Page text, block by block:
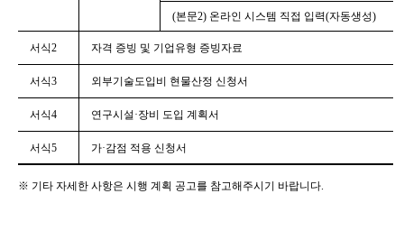
(본문2) 온라인 시스템 직접 입력(자동생성)
서식2 자격 증빙 및 기업유형 증빙자료
서식3 외부기술도입비 현물산정 신청서
서식4 연구시설·장비 도입 계획서
서식5 가·감점 적용 신청서
※ 기타 자세한 사항은 시행 계획 공고를 참고해주시기 바랍니다.